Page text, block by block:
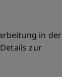
MSc
in der
zur